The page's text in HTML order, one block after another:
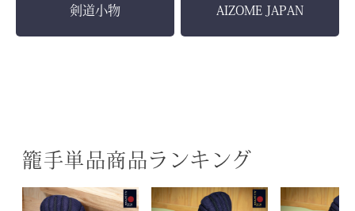
剣道小物 AIZOME JAPAN
籠手単品商品ランキング